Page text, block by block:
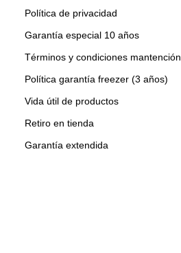
Política de privacidad
Garantía especial 10 años
Términos y condiciones mantención
Política garantía freezer (3 años)
Vida útil de productos
Retiro en tienda
Garantía extendida